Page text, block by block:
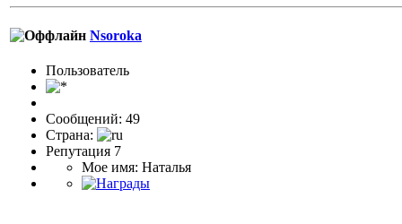
Nsoroka
Пользоватeль
Сообщений: 49
Страна:
Репутация 7
Мое имя: Наталья